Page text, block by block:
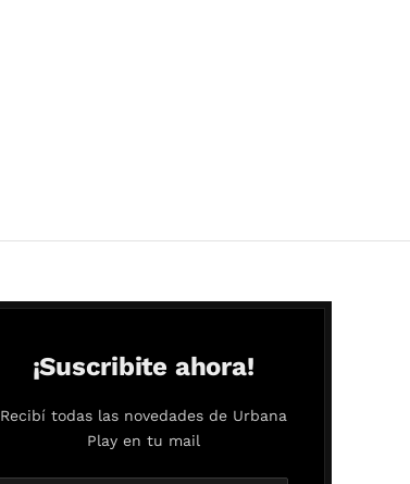
¡Suscribite ahora!
Recibí todas las novedades de Urbana
Play en tu mail